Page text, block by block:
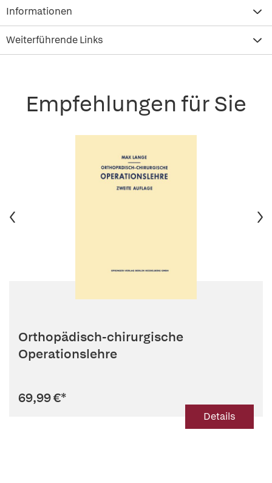
Informationen
Weiterführende Links
Empfehlungen für Sie
Orthopädisch-chirurgische
Operationslehre
69,99 €*
Details